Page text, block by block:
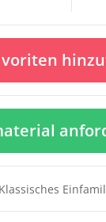
Klassisches